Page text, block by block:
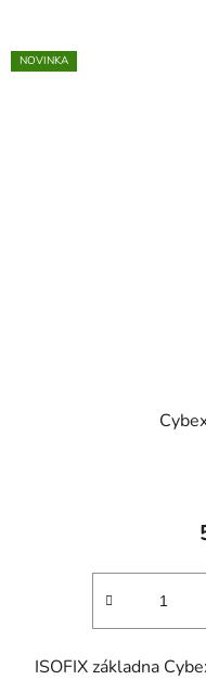
NOVINKA
ISOFIX základna